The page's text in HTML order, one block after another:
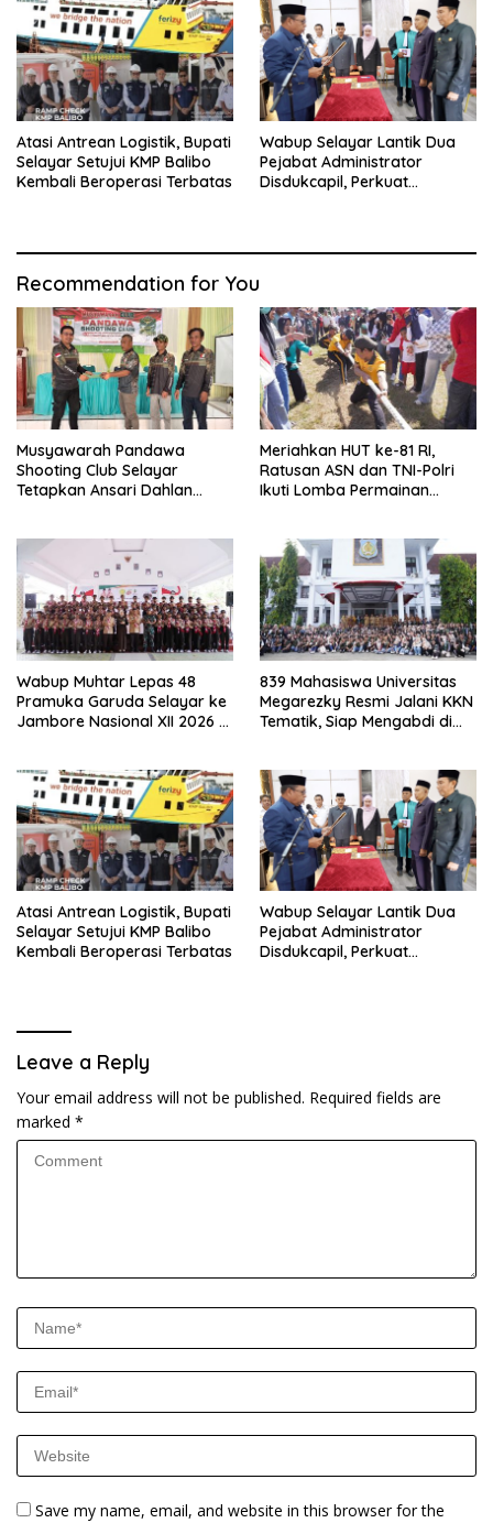
Atasi Antrean Logistik, Bupati
Selayar Setujui KMP Balibo
Kembali Beroperasi Terbatas
Wabup Selayar Lantik Dua
Pejabat Administrator
Disdukcapil, Perkuat
Recommendation for You
Musyawarah Pandawa
Shooting Club Selayar
Tetapkan Ansari Dahlan
Meriahkan HUT ke-81 RI,
Ratusan ASN dan TNI-Polri
Ikuti Lomba Permainan
Wabup Muhtar Lepas 48
Pramuka Garuda Selayar ke
Jambore Nasional XII 2026 di
839 Mahasiswa Universitas
Megarezky Resmi Jalani KKN
Tematik, Siap Mengabdi di
Atasi Antrean Logistik, Bupati
Selayar Setujui KMP Balibo
Kembali Beroperasi Terbatas
Wabup Selayar Lantik Dua
Pejabat Administrator
Disdukcapil, Perkuat
Leave a Reply
Your email address will not be published. Required fields are
marked *
Save my name, email, and website in this browser for the